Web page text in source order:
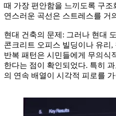
때 가장 편안함을 느끼도록 구
연스러운 곡선은 스트레스를 거
현대 건축의 문제: 그러나 현대
콘크리트 오피스 빌딩이나 유리
반복 패턴은 시민들에게 무의식
한다는 점이 확인되었다. 특히
의 연속 배열이 시각적 피로를